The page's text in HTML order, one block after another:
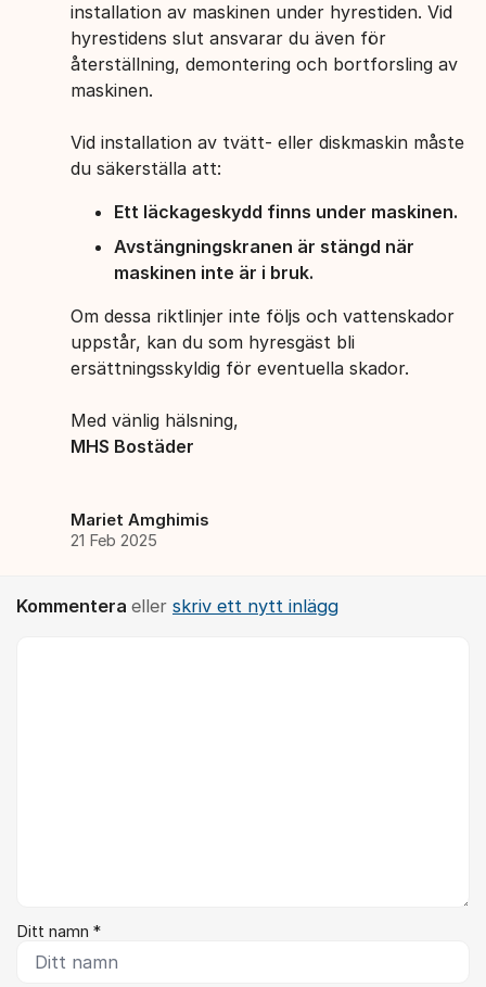
installation av maskinen under hyrestiden. Vid
hyrestidens slut ansvarar du även för
återställning, demontering och bortforsling av
maskinen.
Vid installation av tvätt- eller diskmaskin måste
du säkerställa att:
Ett läckageskydd finns under maskinen.
Avstängningskranen är stängd när
maskinen inte är i bruk.
Om dessa riktlinjer inte följs och vattenskador
uppstår, kan du som hyresgäst bli
ersättningsskyldig för eventuella skador.
Med vänlig hälsning,
MHS Bostäder
Mariet Amghimis
21 Feb 2025
Kommentera eller skriv ett nytt inlägg
Ditt namn *